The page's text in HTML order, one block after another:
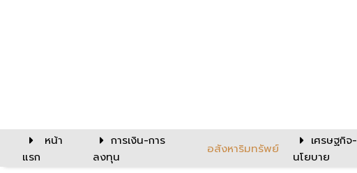
หน้า
แรก
การเงิน-การ
ลงทุน
อสังหาริมทรัพย์
เศรษฐกิจ-
นโยบาย